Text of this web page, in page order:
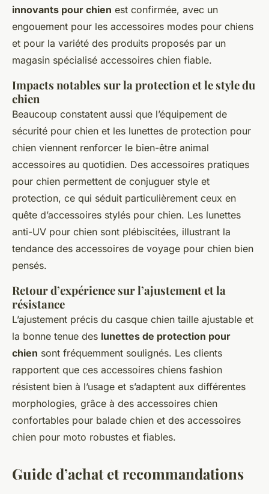
innovants pour chien est confirmée, avec un
engouement pour les accessoires modes pour chiens
et pour la variété des produits proposés par un
magasin spécialisé accessoires chien fiable.
Impacts notables sur la protection et le style du
chien
Beaucoup constatent aussi que l’équipement de
sécurité pour chien et les lunettes de protection pour
chien viennent renforcer le bien-être animal
accessoires au quotidien. Des accessoires pratiques
pour chien permettent de conjuguer style et
protection, ce qui séduit particulièrement ceux en
quête d’accessoires stylés pour chien. Les lunettes
anti-UV pour chien sont plébiscitées, illustrant la
tendance des accessoires de voyage pour chien bien
pensés.
Retour d’expérience sur l’ajustement et la
résistance
L’ajustement précis du casque chien taille ajustable et
la bonne tenue des lunettes de protection pour
chien sont fréquemment soulignés. Les clients
rapportent que ces accessoires chiens fashion
résistent bien à l’usage et s’adaptent aux différentes
morphologies, grâce à des accessoires chien
confortables pour balade chien et des accessoires
chien pour moto robustes et fiables.
Guide d’achat et recommandations